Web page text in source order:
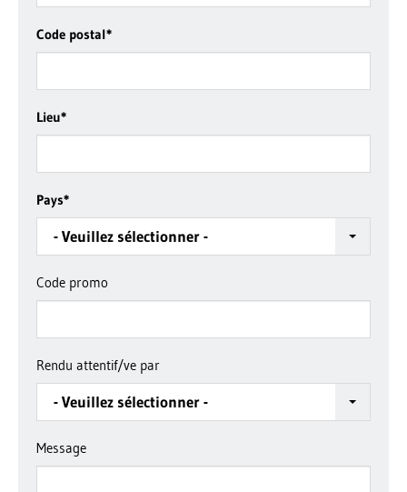
Code postal*
Lieu*
Pays*
- Veuillez sélectionner -
Code promo
Rendu attentif/ve par
- Veuillez sélectionner -
Message